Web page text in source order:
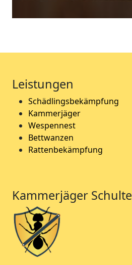
Leistungen
Schädlingsbekämpfung
Kammerjäger
Wespennest
Bettwanzen
Rattenbekämpfung
Kammerjäger Schulte